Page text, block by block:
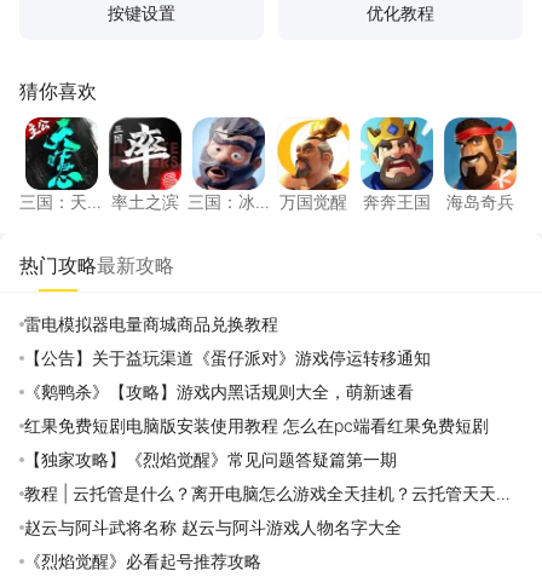
按键设置 优化教程
猜你喜欢
三国：天下归心
三国：天
率土之滨
率土之滨
三国：冰河时代
三国：冰
万国觉醒
万国觉醒
奔奔王国
奔奔王国
海岛奇
海岛奇兵
热门攻略最新攻略
雷电模拟器电量商城商品兑换教程
【公告】关于益玩渠道《蛋仔派对》游戏停运转移通知
《鹅鸭杀》【攻略】游戏内黑话规则大全，萌新速看
红果免费短剧电脑版安装使用教程 怎么在pc端看红果免费短剧
【独家攻略】《烈焰觉醒》常见问题答疑篇第一期
教程 | 云托管是什么？离开电脑怎么游戏全天挂机？云托管天天免
费领取攻略
赵云与阿斗武将名称 赵云与阿斗游戏人物名字大全
《烈焰觉醒》必看起号推荐攻略